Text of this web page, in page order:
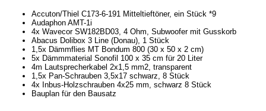
Accuton/Thiel C173-6-191 Mitteltieftöner, ein Stück *9
Audaphon AMT-1i
4x Wavecor SW182BD03, 4 Ohm, Subwoofer mit Gusskorb
Abacus Dolibox 3 Line (Donau), 1 Stück
1,5x Dämmflies MT Bondum 800 (30 x 50 x 2 cm)
5x Dämmmaterial Sonofil 100 x 35 cm für 20 Liter
4m Lautsprecherkabel 2x1,5 mm2, transparent
1,5x Pan-Schrauben 3,5x17 schwarz, 8 Stück
4x Inbus-Holzschrauben 4x25 mm, schwarz 8 Stück
Bauplan für den Bausatz